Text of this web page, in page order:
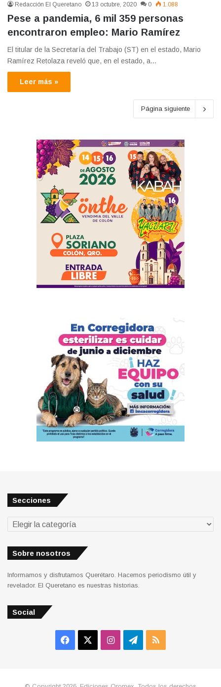
Redacción El Queretano 13 octubre, 2020 0 1.088
Pese a pandemia, 6 mil 359 personas
encontraron empleo: Mario Ramírez
El titular de la Secretaría del Trabajo (ST) en el estado, Mario
Ramírez Retolaza reveló que, en el estado, a…
Leer más »
Página siguiente
Secciones
Secciones
Sobre nosotros
Informamos y disfrutamos Querétaro. Hacemos periodismo útil y
revelador. El Queretano es nuestras historias.
Social
Facebook InstagramTelegram
RSS